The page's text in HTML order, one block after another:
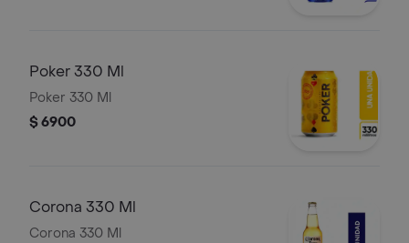
Poker 330 Ml
Poker 330 Ml
$ 6900
Corona 330 Ml
Corona 330 Ml